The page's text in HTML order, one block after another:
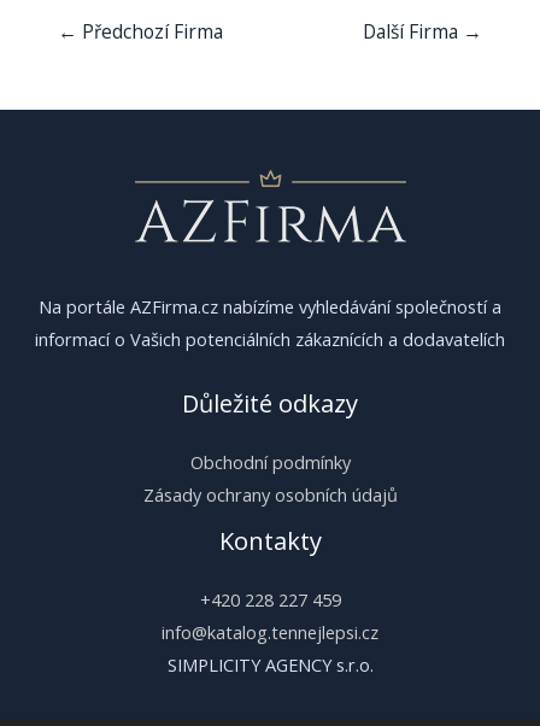
Navigace
← Předchozí Firma Další Firma →
Na portále AZFirma.cz nabízíme vyhledávání společností a
informací o Vašich potenciálních zákaznících a dodavatelích
Důležité odkazy
Obchodní podmínky
Zásady ochrany osobních údajů
Kontakty
+420 228 227 459
info@katalog.tennejlepsi.cz
SIMPLICITY AGENCY s.r.o.